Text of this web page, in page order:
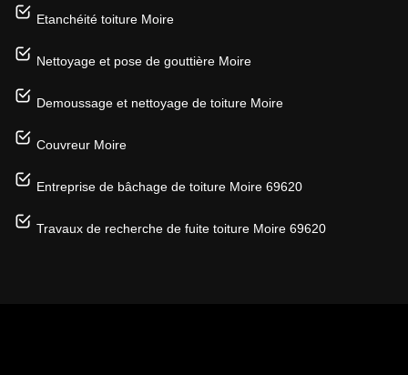
Etanchéité toiture Moire
Nettoyage et pose de gouttière Moire
Demoussage et nettoyage de toiture Moire
Couvreur Moire
Entreprise de bâchage de toiture Moire 69620
Travaux de recherche de fuite toiture Moire 69620